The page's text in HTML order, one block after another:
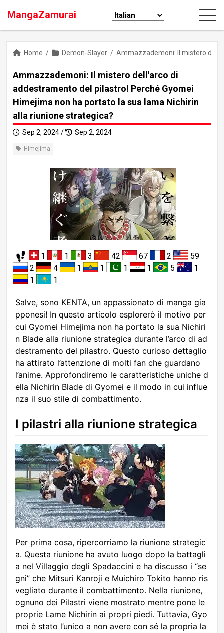
MangaZamurai
Home / Demon-Slayer / Ammazzademoni: Il mistero
Ammazzademoni: Il mistero dell'arco di
addestramento del pilastro! Perché Gyomei
Himejima non ha portato la sua lama Nichirin
alla riunione strategica?
Sep 2, 2024 / Sep 2, 2024
Himejima
1 1 3 42 67 2
59
2
4 1 1 1 1 5
1
1
1
Salve, sono KENTA, un appassionato di manga gia
pponesi! In questo articolo esplorerò il motivo per
cui Gyomei Himejima non ha portato la sua Nichiri
n Blade alla riunione strategica durante l’arco di ad
destramento del pilastro. Questo curioso dettaglio
ha attirato l’attenzione di molti fan che guardano
l’anime. Approfondiremo le caratteristiche uniche d
ella Nichirin Blade di Gyomei e il modo in cui influe
nza il suo stile di combattimento.
I pilastri alla riunione strategica
Per prima cosa, ripercorriamo la riunione strategic
a. Questa riunione ha avuto luogo dopo la battagli
a nel Villaggio degli Spadaccini e ha discusso i “se
gni” che Mitsuri Kanroji e Muichiro Tokito hanno ris
vegliato durante il combattimento. Nella riunione,
ognuno dei Pilastri viene mostrato mentre pone le
proprie Lame Nichirin ai propri piedi. Tuttavia, Gyo
mei è stato l’unico a non avere con sé la propria la